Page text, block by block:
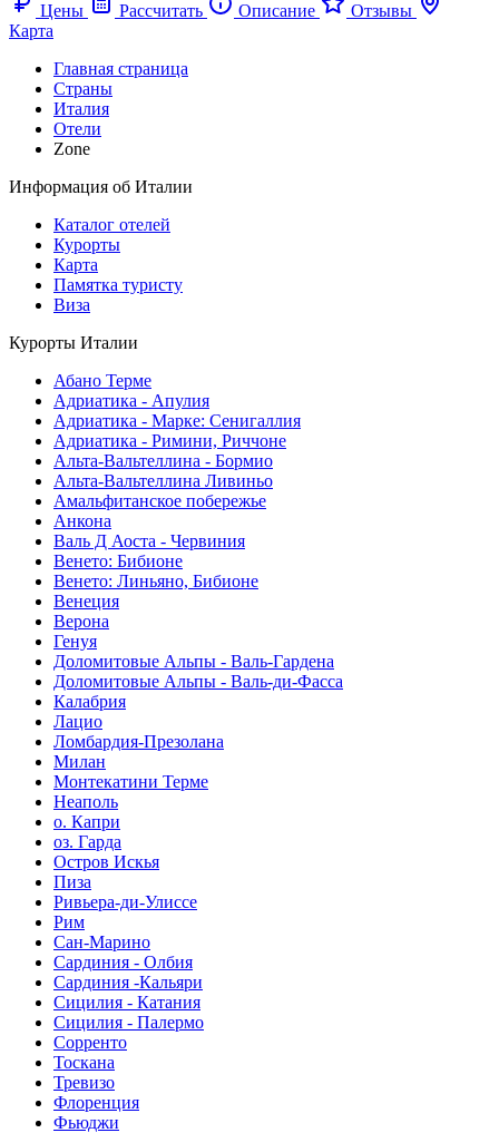
Цены
Рассчитать Описание
Отзывы
Карта
Главная страница
Cтраны
Италия
Отели
Zone
Информация об Италии
Каталог отелей
Курорты
Карта
Памятка туристу
Виза
Курорты Италии
Абано Терме
Адриатика - Апулия
Адриатика - Марке: Сенигаллия
Адриатика - Римини, Риччоне
Альта-Вальтеллина - Бормио
Альта-Вальтеллина Ливиньо
Амальфитанское побережье
Анкона
Валь Д Аоста - Червиния
Венето: Бибионе
Венето: Линьяно, Бибионе
Венеция
Верона
Генуя
Доломитовые Альпы - Валь-Гардена
Доломитовые Альпы - Валь-ди-Фасса
Калабрия
Лацио
Ломбардия-Презолана
Милан
Монтекатини Терме
Неаполь
о. Капри
оз. Гарда
Остров Искья
Пиза
Ривьера-ди-Улиссе
Рим
Сан-Марино
Сардиния - Олбия
Сардиния -Кальяри
Сицилия - Катания
Сицилия - Палермо
Сорренто
Тоскана
Тревизо
Флоренция
Фьюджи